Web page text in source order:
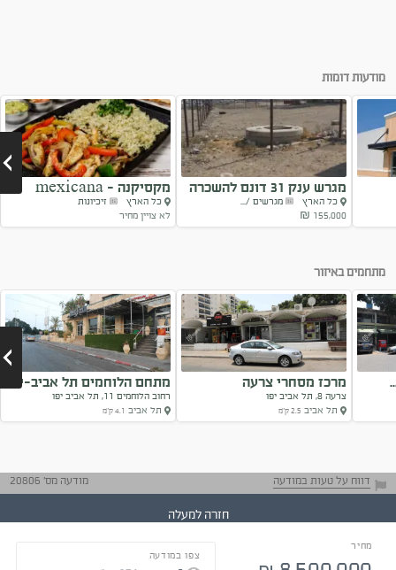
מחיר
צפו במודעה
מודעות דומות
מגרש ענק 31 דונם להשכרה
כל הארץ
מגרשים /...
155,000 ₪
מקסיקנה - mexicana
כל הארץ
זיכיונות
לא צויין מחיר
מתחמים באיזור
מרכז מסחרי צרעה
צרעה 8, תל אביב יפו
תל אביב 2.5 ק"מ
מתחם הלוחמים תל אביב-יפו
רחוב הלוחמים 11, תל אביב יפו
תל אביב 4.1 ק"מ
דווח על טעות במודעה מודעה מס' 20806
חזרה למעלה
התייעצו עם בעלי